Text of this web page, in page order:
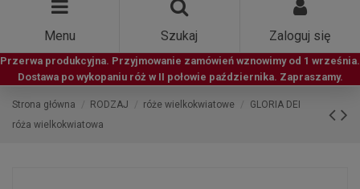
Menu Szukaj Zaloguj się
Przerwa produkcyjna. Przyjmowanie zamówień wznowimy od 1 września.
Dostawa po wykopaniu róż w II połowie października. Zapraszamy.
Strona główna RODZAJ róże wielkokwiatowe
GLORIA DEI
róża wielkokwiatowa